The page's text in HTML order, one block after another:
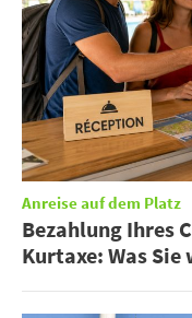
Anreise auf dem Platz
Bezahlung Ihres
Kurtaxe: Was